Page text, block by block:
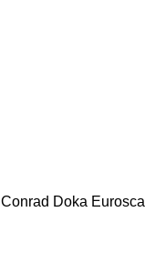
Conrad Doka